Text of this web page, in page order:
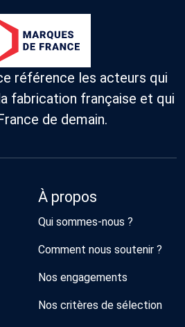
référence les acteurs qui
fabrication française et qui
de demain.
À propos
Qui sommes-nous ?
Comment nous soutenir ?
Nos engagements
Nos critères de sélection